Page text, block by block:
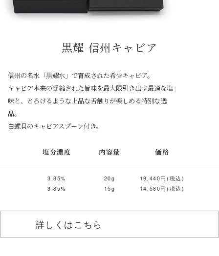
黒耀 信州キャビア
信州の名水「黒耀水」で育成された希少キャビア。
キャビア本来の凝縮された旨味を最大限引き出す最適な塩
味と、とろけるような上品な舌触りが楽しめる特別な逸
品。
白蝶貝のキャビアスプーン付き。
塩分濃度
3.85%
3.85%
内容量
20g
15g
価格
19,440円(税込)
14,580円(税込)
詳しくはこちら